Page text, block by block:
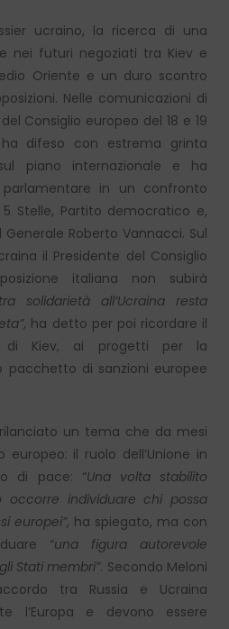
ucraino, la ricerca di una
nei futuri negoziati tra Kiev e
Oriente e un duro scontro
Nelle comunicazioni di
Consiglio europeo del 18 e 19
difeso con estrema grinta
piano internazionale e ha
in un confronto
Stelle, Partito democratico e,
Roberto Vannacci. Sul
il Presidente del Consiglio
italiana non subirà
solidarietà all’Ucraina resta
, ha detto per poi ricordare il
di Kiev, ai progetti per la
pacchetto di sanzioni europee
un tema che da mesi
il ruolo dell’Unione in
di pace: “Una volta stabilito
occorre individuare chi possa
europei”, ha spiegato, ma con
“una figura autorevole
Stati membri”. Secondo Meloni
tra Russia e Ucraina
l’Europa e devono essere